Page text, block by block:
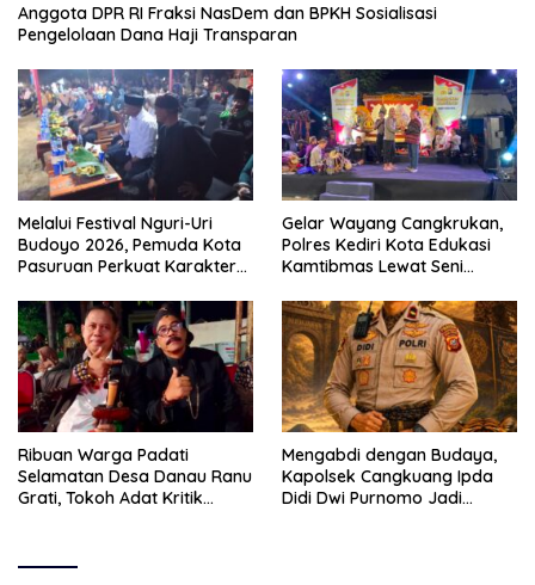
Anggota DPR RI Fraksi NasDem dan BPKH Sosialisasi
Pengelolaan Dana Haji Transparan
Melalui Festival Nguri-Uri
Budoyo 2026, Pemuda Kota
Pasuruan Perkuat Karakter
Narkoba
Gelar Wayang Cangkrukan,
Polres Kediri Kota Edukasi
Kamtibmas Lewat Seni
Ribuan Warga Padati
Selamatan Desa Danau Ranu
Grati, Tokoh Adat Kritik
Mengabdi dengan Budaya,
Kapolsek Cangkuang Ipda
Didi Dwi Purnomo Jadi